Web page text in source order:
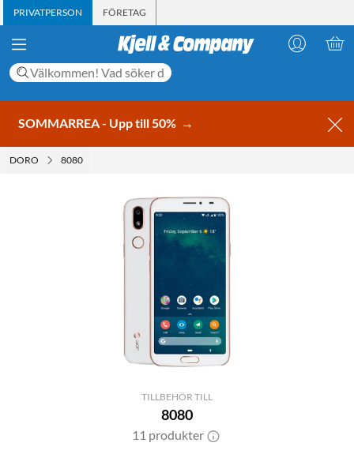
PRIVATPERSON FÖRETAG
SOMMARREA - Upp till 50% →
DORO 8080
TILLBEHÖR TILL
8080
11 produkter